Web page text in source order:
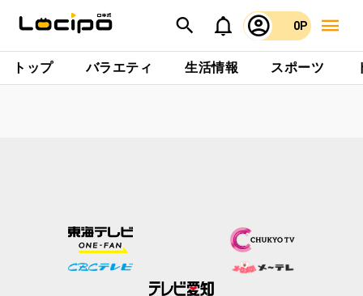
0P
トップ バラエティ 生活情報 スポーツ